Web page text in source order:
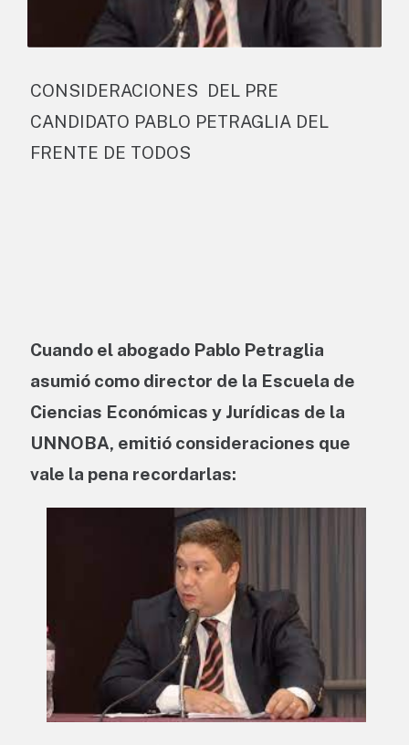
CONSIDERACIONES DEL PRE
CANDIDATO PABLO PETRAGLIA DEL
FRENTE DE TODOS
Cuando el abogado Pablo Petraglia
asumió como director de la Escuela de
Ciencias Económicas y Jurídicas de la
UNNOBA, emitió consideraciones que
vale la pena recordarlas: